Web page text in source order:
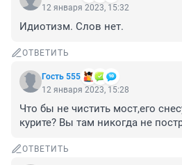
12 января 2023, 15:32
Идиотизм. Слов нет.
ОТВЕТИТЬ
Гость 555
12 января 2023, 15:28
Что бы не чистить мост,его
курите? Вы там никогда не
ОТВЕТИТЬ